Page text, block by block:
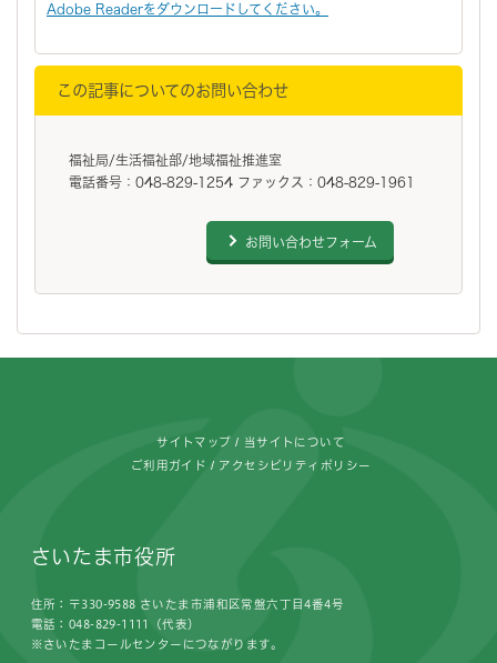
Adobe Readerをダウンロードしてください。
この記事についてのお問い合わせ
福祉局/生活福祉部/地域福祉推進室
電話番号：048-829-1254 ファックス：048-829-1961
お問い合わせフォーム
サイトマップ 当サイトについて
ご利用ガイド アクセシビリティポリシー
さいたま市役所
住所：〒330-9588 さいたま市浦和区常盤六丁目4番4号
電話：048-829-1111（代表）
※さいたまコールセンターにつながります。